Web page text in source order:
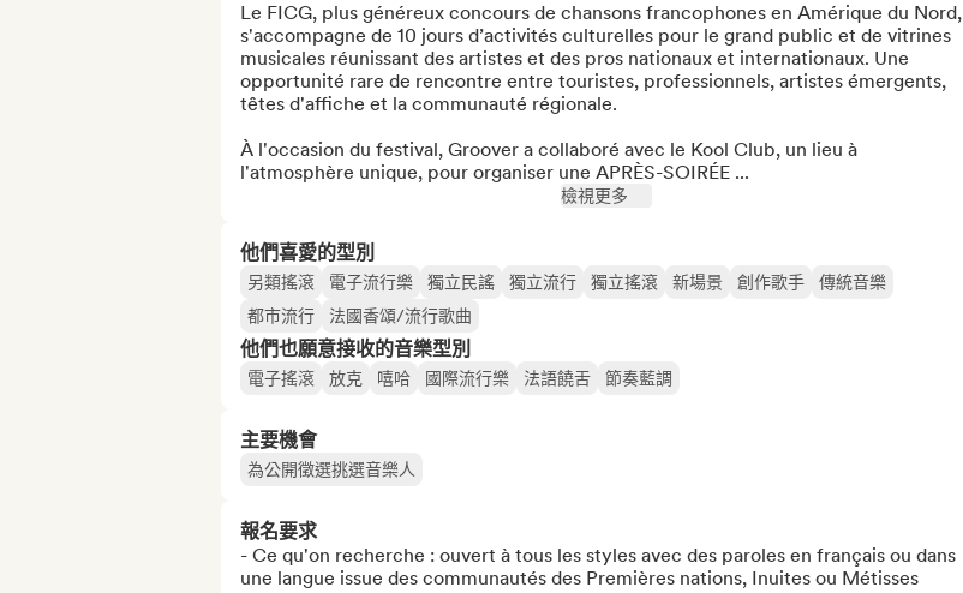
Le FICG, plus généreux concours de chansons francophones en Amérique du Nord,
s'accompagne de 10 jours d’activités culturelles pour le grand public et de vitrines
musicales réunissant des artistes et des pros nationaux et internationaux. Une
opportunité rare de rencontre entre touristes, professionnels, artistes émergents,
têtes d'affiche et la communauté régionale.
À l'occasion du festival, Groover a collaboré avec le Kool Club, un lieu à
l'atmosphère unique, pour organiser une APRÈS-SOIRÉE ...
檢視更多
他們喜愛的型別
另類搖滾 電子流行樂 獨立民謠 獨立流行 獨立搖滾 新場景 創作歌手
傳統音樂
都市流行
法國香頌/流行歌曲
他們也願意接收的音樂型別
電子搖滾 放克 嘻哈 國際流行樂 法語饒舌 節奏藍調
主要機會
為公開徵選挑選音樂人
報名要求
- Ce qu'on recherche : ouvert à tous les styles avec des paroles en français ou dans
une langue issue des communautés des Premières nations, Inuites ou Métisses